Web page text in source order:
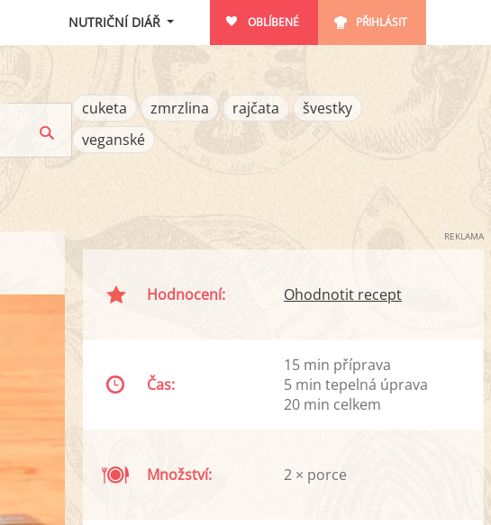
NUTRIČNÍ DIÁŘ OBLÍBENÉ PŘIHLÁSIT
cuketa
zmrzlina rajčata
švestky
veganské
REKLAMA
Hodnocení: Ohodnotit recept
Čas:
15 min příprava
5 min tepelná úprava
20 min celkem
Množství: 2 × porce